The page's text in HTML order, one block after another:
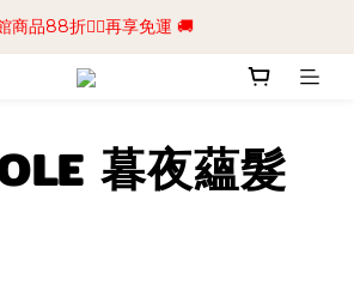
會員領$50💰購物金📢立即註冊
商品88折🧔‍♂️再享免運 🚚
會員領$50💰購物金📢立即註冊
暮夜蘊髮